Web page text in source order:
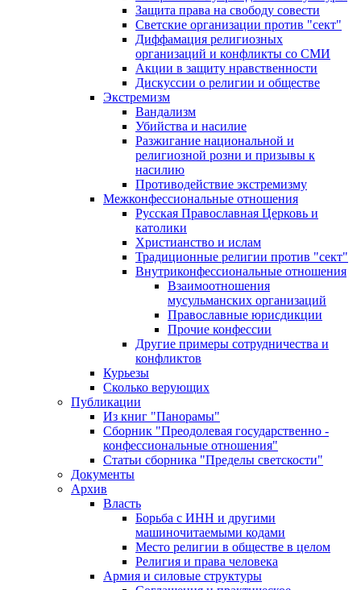
Защита права на свободу совести
Светские организации против "сект"
Диффамация религиозных
организаций и конфликты со СМИ
Акции в защиту нравственности
Дискуссии о религии и обществе
Экстремизм
Вандализм
Убийства и насилие
Разжигание национальной и
религиозной розни и призывы к
насилию
Противодействие экстремизму
Межконфессиональные отношения
Русская Православная Церковь и
католики
Христианство и ислам
Традиционные религии против "сект"
Внутриконфессиональные отношения
Взаимоотношения
мусульманских организаций
Православные юрисдикции
Прочие конфессии
Другие примеры сотрудничества и
конфликтов
Курьезы
Сколько верующих
Публикации
Из книг "Панорамы"
Сборник "Преодолевая государственно -
конфессиональные отношения"
Статьи сборника "Пределы светскости"
Документы
Архив
Власть
Борьба с ИНН и другими
машиночитаемыми кодами
Место религии в обществе в целом
Религия и права человека
Армия и силовые структуры